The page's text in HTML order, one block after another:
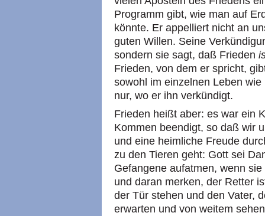
Programm gibt, wie man auf
könnte. Er appelliert nicht an
guten Willen. Seine
sondern sie sagt, daß Frieden
Frieden, von dem er spricht,
sowohl im einzelnen Leben
nur, wo er ihn verkündigt.
Frieden heißt aber: es war ein
Kommen beendigt, so daß wir
und eine heimliche Freude
zu den Tieren geht: Gott sei
Gefangene aufatmen, wenn
und daran merken, der Retter
der Tür stehen und den Vater,
erwarten und von weitem